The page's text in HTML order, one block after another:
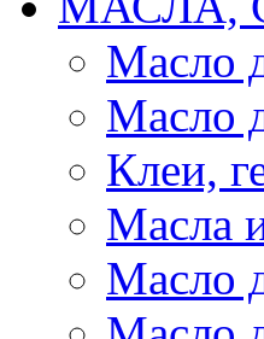
Масло
Масло
Клеи,
Масла
Масло